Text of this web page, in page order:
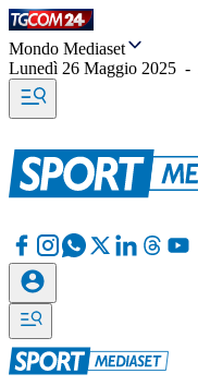
Mondo Mediaset
Lunedì 26 Maggio 2025 -